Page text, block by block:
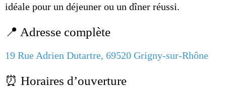
idéale pour un déjeuner ou un dîner réussi.
📍 Adresse complète
19 Rue Adrien Dutartre, 69520 Grigny-sur-Rhône
⏰ Horaires d’ouverture